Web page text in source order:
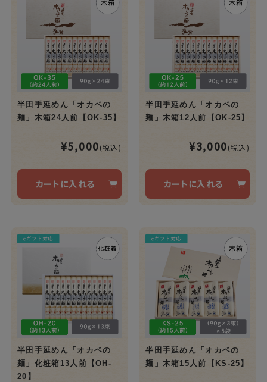
半田手延めん「オカベの
麺」木箱24人前【OK-35】
¥5,000(税込)
カートに入れる
半田手延めん「オカベの
麺」木箱12人前【OK-25】
¥3,000(税込)
カートに入れる
半田手延めん「オカベの
麺」化粧箱13人前【OH-
20】
半田手延めん「オカベの
麺」木箱15人前【KS-25】